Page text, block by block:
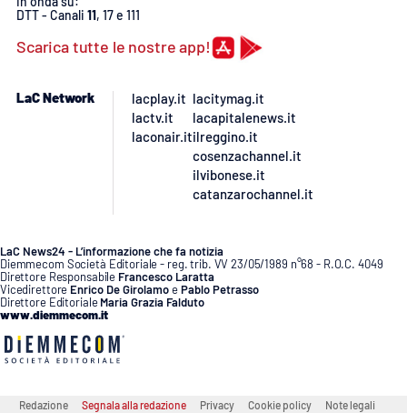
DTT - Canali 11, 17 e 111
Scarica tutte le nostre app!
LaC Network
lacplay.it
lactv.it
laconair.it
lacitymag.it
lacapitalenews.it
ilreggino.it
cosenzachannel.it
ilvibonese.it
catanzarochannel.it
LaC News24 - L’informazione che fa notizia
Diemmecom Società Editoriale - reg. trib. VV 23/05/1989 n°68 - R.O.C. 4049
Direttore Responsabile Francesco Laratta
Vicedirettore Enrico De GirolamoePablo Petrasso
Direttore Editoriale Maria Grazia Falduto
www.diemmecom.it
Redazione Segnala alla redazione Privacy Cookie policy Note legali